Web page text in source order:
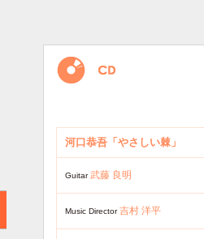
河口恭吾「やさしい棘」
Guitar武藤 良明
Music Director吉村 洋平